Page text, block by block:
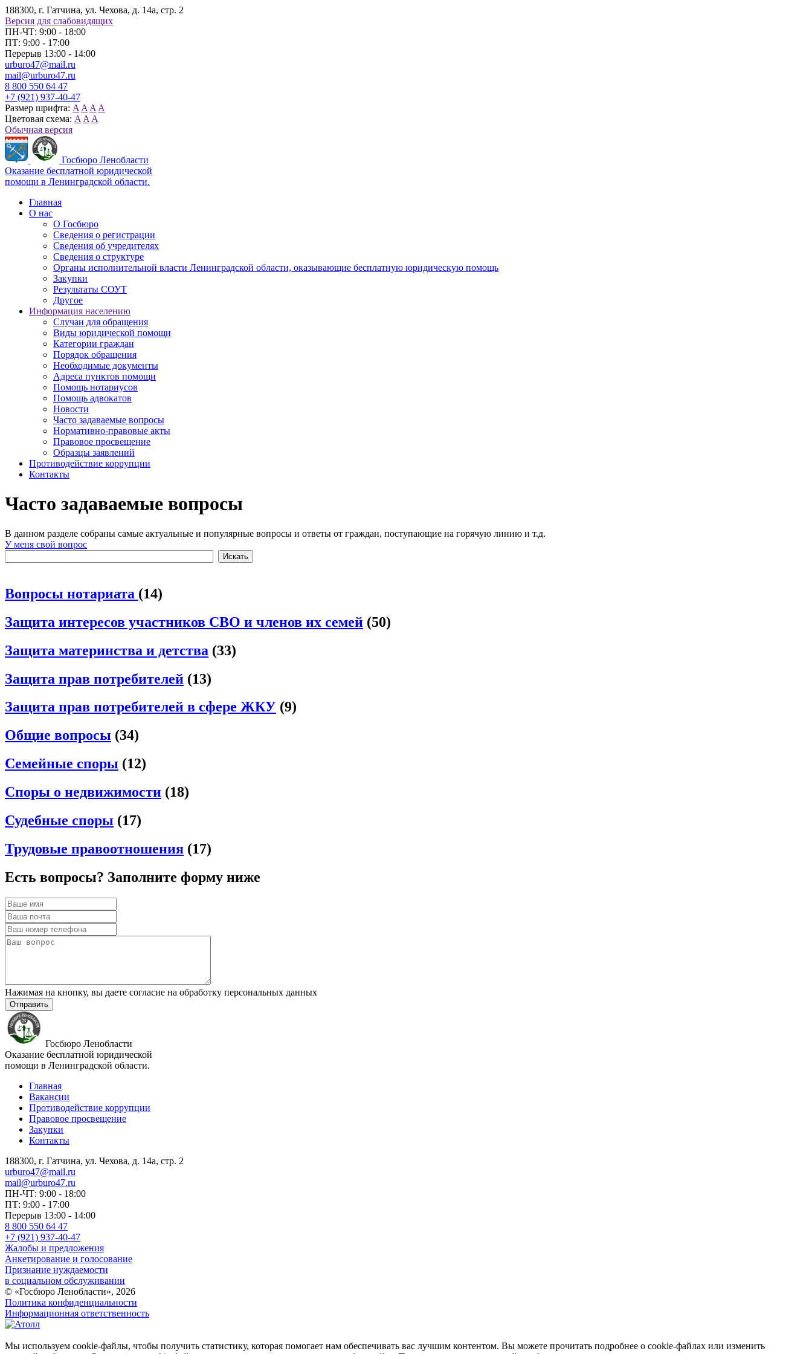
188300, г. Гатчина, ул. Чехова, д. 14а, стр. 2
Версия для слабовидящих
ПН-ЧТ: 9:00 - 18:00
ПТ: 9:00 - 17:00
Перерыв 13:00 - 14:00
urburo47@mail.ru
mail@urburo47.ru
8 800 550 64 47
+7 (921) 937-40-47
Размер шрифта: A A A A
Цветовая схема: A A A
Обычная версия
Госбюро Ленобласти
Оказание бесплатной юридической
помощи в Ленинградской области.
Главная
О нас
О Госбюро
Сведения о регистрации
Сведения об учредителях
Сведения о структуре
Органы исполнительной власти Ленинградской области, оказывающие бесплатную юридическую помощь
Закупки
Результаты СОУТ
Другое
Информация населению
Случаи для обращения
Виды юридической помощи
Категории граждан
Порядок обращения
Необходимые документы
Адреса пунктов помощи
Помощь нотариусов
Помощь адвокатов
Новости
Часто задаваемые вопросы
Нормативно-правовые акты
Правовое просвещение
Образцы заявлений
Противодействие коррупции
Контакты
Часто задаваемые вопросы
В данном разделе собраны самые актуальные и популярные вопросы и ответы от граждан, поступающие на горячую линию и т.д.
У меня свой вопрос
Вопросы нотариата (14)
Защита интересов участников СВО и членов их семей (50)
Защита материнства и детства (33)
Защита прав потребителей (13)
Защита прав потребителей в сфере ЖКУ (9)
Общие вопросы (34)
Семейные споры (12)
Споры о недвижимости (18)
Судебные споры (17)
Трудовые правоотношения (17)
Есть вопросы? Заполните форму ниже
Нажимая на кнопку, вы даете согласие на обработку персональных данных
Госбюро Ленобласти
Оказание бесплатной юридической
помощи в Ленинградской области.
Главная
Вакансии
Противодействие коррупции
Правовое просвещение
Закупки
Контакты
188300, г. Гатчина, ул. Чехова, д. 14а, стр. 2
urburo47@mail.ru
mail@urburo47.ru
ПН-ЧТ: 9:00 - 18:00
ПТ: 9:00 - 17:00
Перерыв 13:00 - 14:00
8 800 550 64 47
+7 (921) 937-40-47
Жалобы и предложения
Анкетирование и голосование
Признание нуждаемости
в социальном обслуживании
© «Госбюро Ленобласти», 2026
Политика конфиденциальности
Информационная ответственность
Мы используем cookie-файлы, чтобы получить статистику, которая помогает нам обеспечивать вас лучшим контентом. Вы можете прочитать подробнее о cookie-файлах или изменить